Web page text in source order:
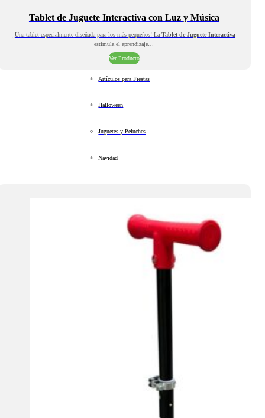
Tablet de Juguete Interactiva con Luz y Música
¡Una tablet especialmente diseñada para los más pequeños! La Tablet de Juguete Interactiva
estimula el aprendizaje…
Ver Producto
Artículos para Fiestas
Halloween
Juguetes y Peluches
Navidad